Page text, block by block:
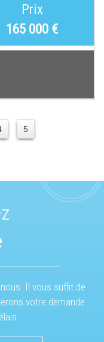
Prix
165 000 €
5
Il vous suffit de
votre demande